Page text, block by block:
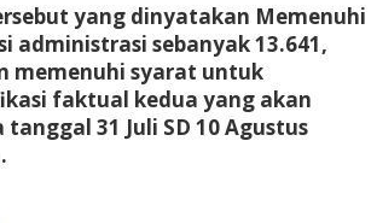
yang dinyatakan Memenuhi
administrasi sebanyak 13.641,
memenuhi syarat untuk
faktual kedua yang akan
31 Juli SD 10 Agustus